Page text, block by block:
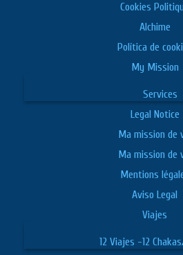
Cookies
Alchime
Política de
My Mission
Services
Legal Notice
Ma mission de
Ma mission de
Mentions
Aviso Legal
Viajes
12 Viajes -12